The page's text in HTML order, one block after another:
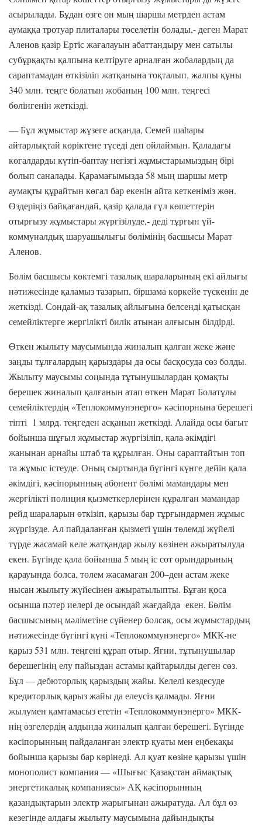
асырылады. Бұдан өзге он мың шаршы метрден астам
аумаққа тротуар плиталары төселетін болады,- деген Марат
Аленов қазір Ертіс жағалауын абаттандыру мен сатылы
субұрқақты қалпына келтіруге арналған жобалардың да
сараптамадан өткізіліп жатқанына тоқталып, жалпы құны
340 млн. теңге болатын жобаның 100 млн. теңгесі
бөлінгенін жеткізді.
— Бұл жұмыстар жүзеге асқанда, Семей шаһары
айтарлықтай көріктене түседі деп ойлаймын. Қаладағы
көгалдарды күтіп-баптау негізгі жұмыстарымыздың бірі
болып саналады. Қарамағымызда 58 мың шаршы метр
аумақты құрайтын көгал бар екенін айта кеткеніміз жөн.
Өздеріңіз байқағандай, қазір қалада гүл көшеттерін
отырғызу жұмыстары жүргізілуде,- деді тұрғын үй-
коммуналдық шаруашылығы бөлімінің басшысы Марат
Аленов.
Бөлім басшысы көктемгі тазалық шараларының екі айлығы
нәтижесінде қаламыз тазарып, біршама көркейе түскенін де
жеткізді. Сондай-ақ тазалық айлығына белсенді қатысқан
семейліктерге жергілікті билік атынан алғысын білдірді.
Өткен жылыту маусымында жиналып қалған жеке және
заңды тұлғалардың қарыздары да осы басқосуда сөз болды.
Жылыту маусымы соңында тұтынушылардан қомақты
берешек жиналып қалғанын атап өткен Марат Болатұлы
семейліктердің «Теплокоммунэнерго» кәсіпорнына берешегі
тіпті 1 млрд. теңгеден асқанын жеткізді. Алайда осы бағыт
бойынша шұғыл жұмыстар жүргізіліп, қала әкімдігі
жанынан арнайы штаб та құрылған. Оны сараптайтын топ
та жұмыс істеуде. Оның сыртында бүгінгі күнге дейін қала
әкімдігі, кәсіпорынның абонент бөлімі мамандары мен
жергілікті полиция қызметкерлерінен құралған мамандар
рейд шараларын өткізіп, қарызы бар тұрғындармен жұмыс
жүргізуде. Ал пайдаланған қызметі үшін төлемді жүйелі
түрде жасамай келе жатқандар жылу көзінен ажыратылуда
екен. Бүгінде қала бойынша 5 мың іс сот орындарының
қарауында болса, төлем жасамаған 200–ден астам жеке
нысан жылыту жүйесінен ажыратылыпты. Бұған қоса
осынша пәтер иелері де осындай жағдайда екен. Бөлім
басшысының мәліметіне сүйенер болсақ, осы жұмыстардың
нәтижесінде бүгінгі күні «Теплокоммунэнерго» МКК-не
қарыз 531 млн. теңгені құрап отыр. Яғни, тұтынушылар
берешегінің елу пайыздан астамы қайтарылды деген сөз.
Бұл — дебюторлық қарыздың жайы. Келелі кездесуде
кредиторлық қарыз жайы да елеусіз қалмады. Яғни
жылумен қамтамасыз ететін «Теплокоммунэнерго» МКК-
нің өзгелердің алдында жиналып қалған берешегі. Бүгінде
кәсіпорынның пайдаланған электр қуаты мен еңбекақы
бойынша қарызы бар көрінеді. Ал қуат көзіне қарызы үшін
монополист компания — «Шығыс Қазақстан аймақтық
энергетикалық компаниясы» АҚ кәсіпорынның
қазандықтарын электр жарығынан ажыратуда. Ал бұл өз
кезегінде алдағы жылыту маусымына дайындықты